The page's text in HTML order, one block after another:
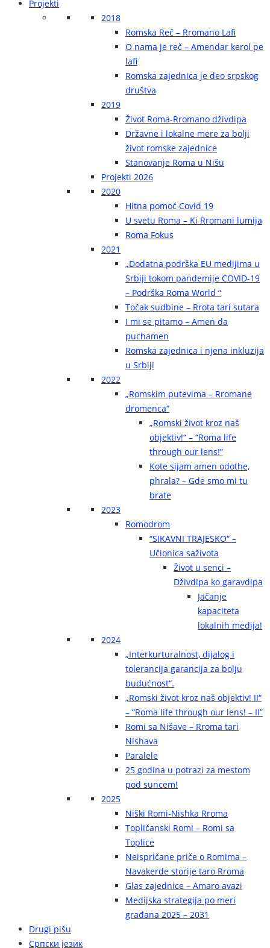
Projekti
2018
Romska Reč – Rromano Lafi
O nama je reč – Amendar kerol pe
lafi
Romska zajednica je deo srpskog
društva
2019
Život Roma-Rromano dživdipa
Državne i lokalne mere za bolji
život romske zajednice
Stanovanje Roma u Nišu
Projekti 2026
2020
Hitna pomoć Covid 19
U svetu Roma – Ki Rromani lumija
Roma Fokus
2021
„Dodatna podrška EU medijima u
Srbiji tokom pandemije COVID-19
– Podrška Roma World “
Točak sudbine – Rrota tari sutara
I mi se pitamo – Amen da
puchamen
Romska zajednica i njena inkluzija
u Srbiji
2022
„Romskim putevima – Rromane
dromenca“
„Romski život kroz naš
objektiv!“ – “Roma life
through our lens!”
Kote sijam amen odothe,
phrala? – Gde smo mi tu
brate
2023
Romodrom
“SIKAVNI TRAJESKO“ –
Učionica saživota
Život u senci –
Dživdipa ko garavdipa
Jačanje
kapaciteta
lokalnih medija!
2024
„Interkurturalnost, dijalog i
tolerancija garancija za bolju
budućnost“.
„Romski život kroz naš objektiv! II“
– “Roma life through our lens! – II”
Romi sa Nišave – Rroma tari
Nishava
Paralele
25 godina u potrazi za mestom
pod suncem!
2025
Niški Romi-Nishka Rroma
Topličanski Romi – Romi sa
Toplice
Neispričane priče o Romima –
Navakerde storije taro Rroma
Glas zajednice – Amaro avazi
Medijska strategija po meri
građana 2025 – 2031
Drugi pišu
Српски језик